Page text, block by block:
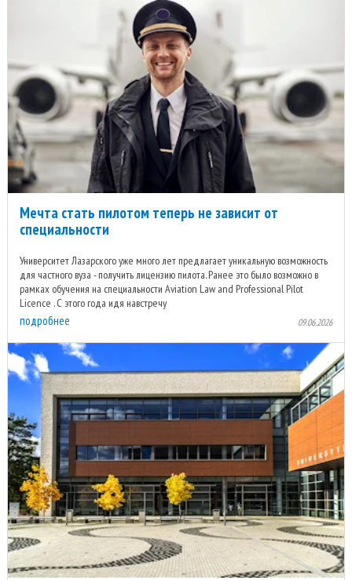
Мечта стать пилотом теперь не зависит от
специальности
Университет Лазарского уже много лет предлагает уникальную возможность
для частного вуза - получить лицензию пилота. Ранее это было возможно в
рамках обучения на специальности Aviation Law and Professional Pilot
Licence . С этого года идя навстречу
подробнее 09.06.2026